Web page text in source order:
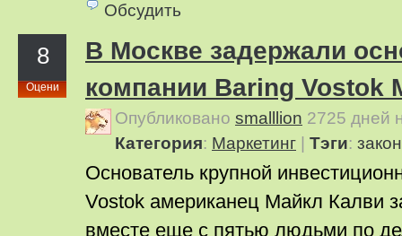
Обсудить
8
Оцени
В Москве задержали
компании Baring Vostok
Опубликовано smalllion 2725 дней
Категория: Маркетинг Тэги:
Основатель крупной
Vostok американец Майкл Калви
вместе еще с пятью людьми по